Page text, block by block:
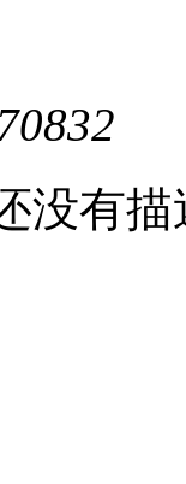
70832
没有描